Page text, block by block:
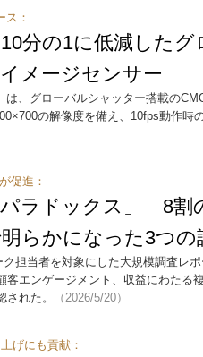
ス：
分の1に低減した
メージセンサー
、グローバルシャッター搭載の
の解像度を備え、10fps動作時
促進：
パラドックス」 8割
らかになった3つの
担当者を対象にした大規模調査レ
客エンゲージメント、収益にわたる
れた。
（2026/5/20）
げにも貢献：